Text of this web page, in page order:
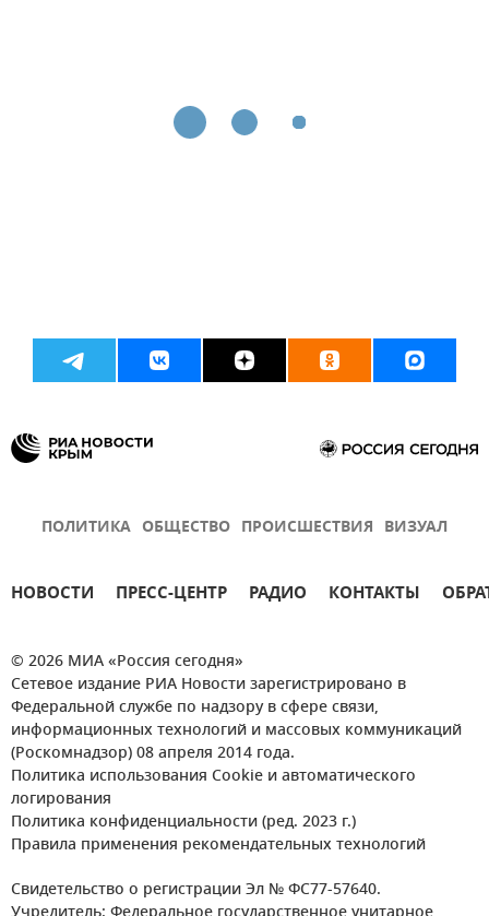
ПОЛИТИКА ОБЩЕСТВО ПРОИСШЕСТВИЯ ВИЗУАЛ
НОВОСТИ ПРЕСС-ЦЕНТР РАДИО КОНТАКТЫ
© 2026 МИА «Россия сегодня»
Сетевое издание РИА Новости зарегистрировано в
Федеральной службе по надзору в сфере связи,
информационных технологий и массовых коммуникаций
(Роскомнадзор) 08 апреля 2014 года.
Политика использования Cookie и автоматического
логирования
Политика конфиденциальности (ред. 2023 г.)
Правила применения рекомендательных технологий
Свидетельство о регистрации Эл № ФС77-57640.